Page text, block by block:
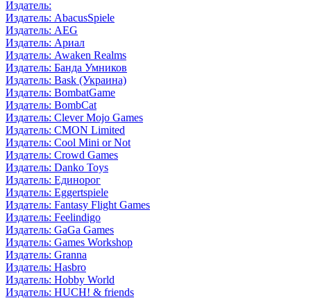
Издатель:
Издатель: AbacusSpiele
Издатель: AEG
Издатель: Ариал
Издатель: Awaken Realms
Издатель: Банда Умников
Издатель: Bask (Украина)
Издатель: BombatGame
Издатель: BombCat
Издатель: Clever Mojo Games
Издатель: CMON Limited
Издатель: Cool Mini or Not
Издатель: Crowd Games
Издатель: Danko Toys
Издатель: Единорог
Издатель: Eggertspiele
Издатель: Fantasy Flight Games
Издатель: Feelindigo
Издатель: GaGa Games
Издатель: Games Workshop
Издатель: Granna
Издатель: Hasbro
Издатель: Hobby World
Издатель: HUCH! & friends